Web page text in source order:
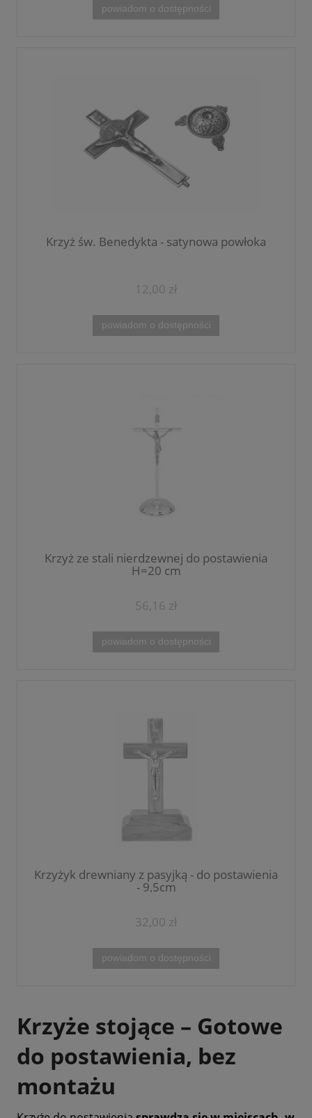
powiadom o dostępności
Krzyż św. Benedykta - satynowa powłoka
12,00 zł
powiadom o dostępności
Krzyż ze stali nierdzewnej do postawienia
H=20 cm
56,16 zł
powiadom o dostępności
Krzyżyk drewniany z pasyjką - do postawienia
- 9,5cm
32,00 zł
powiadom o dostępności
Krzyże stojące – Gotowe
do postawienia, bez
montażu